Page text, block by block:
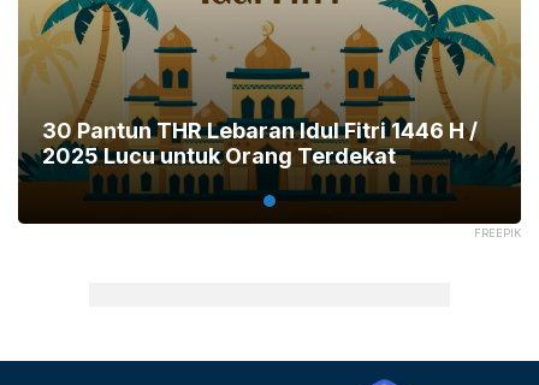
FREEPIK
30 Pantun THR Lebaran Idul Fitri 1446 H /
2025 Lucu untuk Orang Terdekat